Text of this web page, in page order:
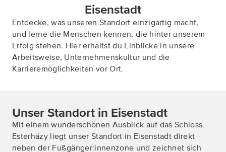
Eisenstadt
Entdecke, was unseren Standort einzigartig macht,
und lerne die Menschen kennen, die hinter unserem
Erfolg stehen. Hier erhältst du Einblicke in unsere
Arbeitsweise, Unternehmenskultur und die
Karrieremöglichkeiten vor Ort.
Unser Standort in Eisenstadt
Mit einem wunderschönen Ausblick auf das Schloss
Esterházy liegt unser Standort in Eisenstadt direkt
neben der Fußgänger:innenzone und zeichnet sich